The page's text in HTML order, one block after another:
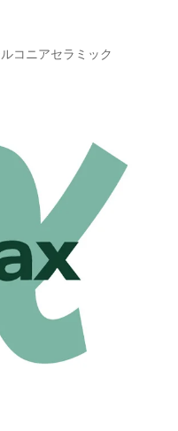
コニアセラミック